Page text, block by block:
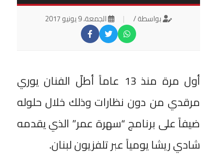
بواسطة / | الجمعة، 9 يونيو 2017
أول مرة منذ 13 عاماً أطلّ الفنان يوري
مرقدي من دون نظارات وذلك خلال حلوله
ضيفاً على برنامج “سهرة عمر” الذي يقدمه
شادي ريشا يومياً عبر تلفزيون لبنان.